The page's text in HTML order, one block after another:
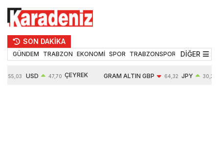
SON DAKİKA
GÜNDEM TRABZON EKONOMİ SPOR TRABZONSPOR TEKNOLOJİ
DİĞER
55,03 USD 47,70 ÇEYREK GRAM ALTIN GBP 64,32 JPY 30,22